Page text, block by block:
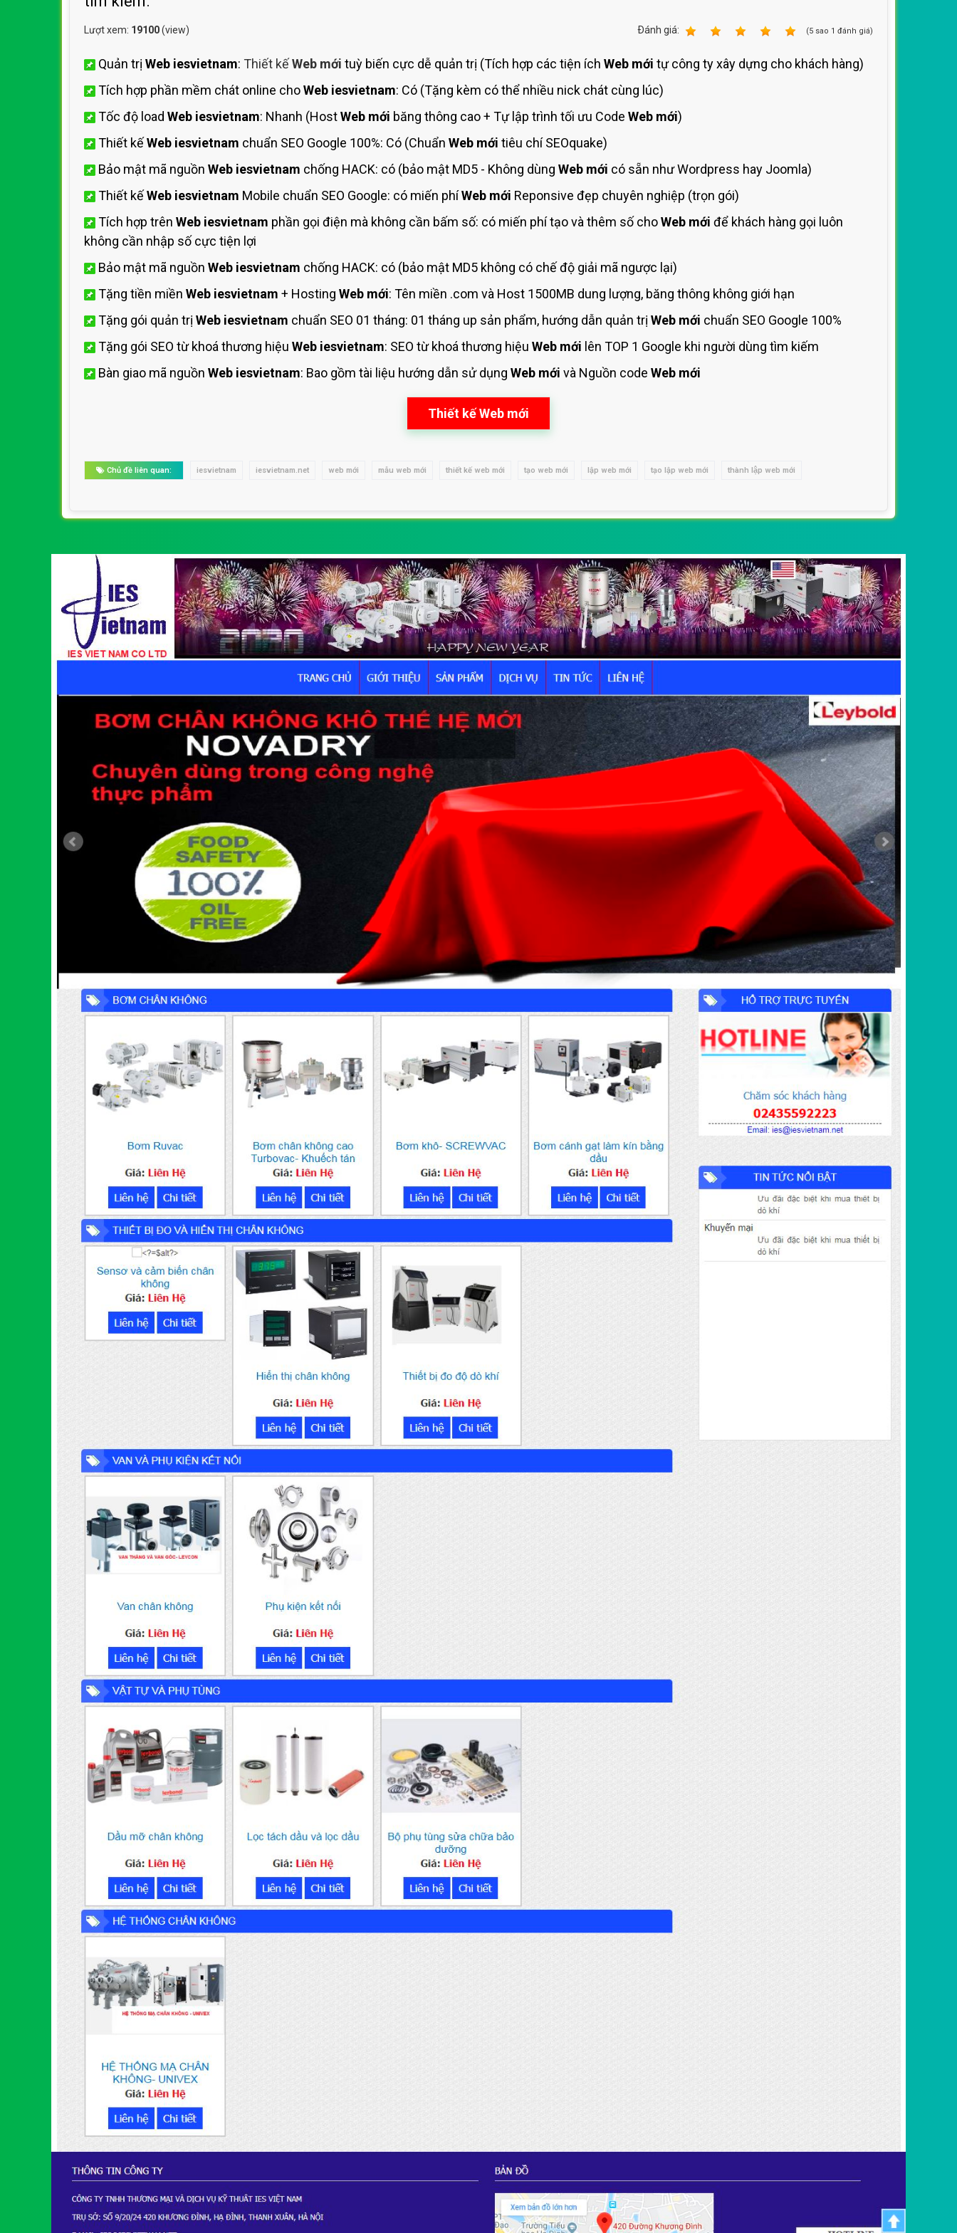
Lượt xem: 19100(view) Ðánh giá: (5 sao 1 đánh giá)
Quản trị Web iesvietnam: Thiết kếWeb mới tuỳ biến cực dễ quản trị (Tích hợp các tiện ích Web mới tự công ty xây dựng cho khách hàng)
Tích hợp phần mềm chát online choWeb iesvietnam: Có (Tặng kèm có thể nhiều nick chát cùng lúc)
Tốc độ load Web iesvietnam: Nhanh (HostWeb mới băng thông cao + Tự lập trình tối ưu Code Web mới)
Thiết kếWeb iesvietnam chuẩn SEO Google 100%: Có (Chuẩn Web mới tiêu chí SEOquake)
Bảo mật mã nguồn Web iesvietnam chống HACK: có (bảo mật MD5 - Không dùng Web mới có sẵn như Wordpress hay Joomla)
Thiết kếWeb iesvietnam Mobile chuẩn SEO Google: có miến phíWeb mới Reponsive đẹp chuyên nghiệp (trọn gói)
Tích hợp trên Web iesvietnam phần gọi điện mà không cần bấm số: có miến phí tạo và thêm số choWeb mới để khách hàng gọi luôn
không cần nhập số cực tiện lợi
Bảo mật mã nguồn Web iesvietnam chống HACK: có (bảo mật MD5 không có chế độ giải mã ngược lại)
Tặng tiền miền Web iesvietnam + Hosting Web mới: Tên miền .com và Host 1500MB dung lượng, băng thông không giới hạn
Tặng gói quản trị Web iesvietnam chuẩn SEO 01 tháng: 01 tháng up sản phẩm, hướng dẫn quản trị Web mới chuẩn SEO Google 100%
Tặng gói SEO từ khoá thương hiệu Web iesvietnam: SEO từ khoá thương hiệu Web mới lên TOP 1 Google khi người dùng tìm kiếm
Bàn giao mã nguồn Web iesvietnam: Bao gồm tài liệu hướng dẫn sử dụng Web mới và Nguồn code Web mới
Thiết kế Web mới
Chủ đề liên quan: iesvietnam iesvietnam.net web mới mẫu web mới thiết kế web mới tạo web mới lập web mới tạo lập web mới thành lập web mới